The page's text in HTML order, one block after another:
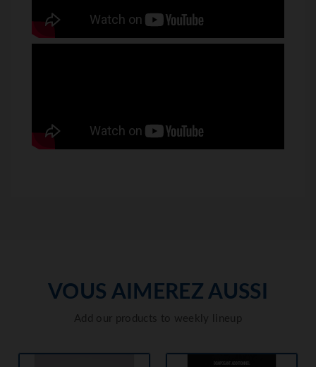
VOUS AIMEREZ AUSSI
Add our products to weekly lineup